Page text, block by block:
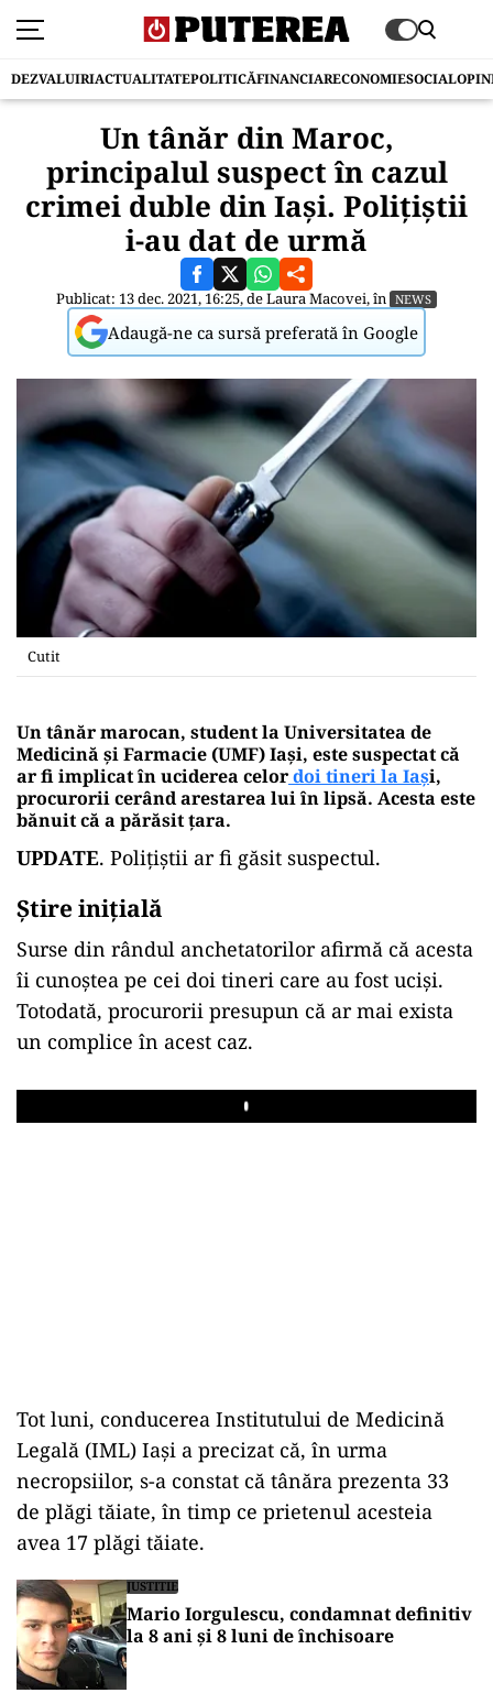
DEZVALUIRIACTUALITATEPOLITICĂFINANCIARECONOMIESOCIAL
Un tânăr din Maroc,
principalul suspect în cazul
crimei duble din Iași. Polițiștii
i-au dat de urmă
Publicat: 13 dec. 2021, 16:25, deLaura Macovei, în NEWS
Adaugă-ne ca sursă preferată în Google
Cutit
Un tânăr marocan, student la Universitatea de
Medicină şi Farmacie (UMF) Iaşi, este suspectat că
ar fi implicat în uciderea celordoi tineri la Iaşi,
procurorii cerând arestarea lui în lipsă. Acesta este
bănuit că a părăsit țara.
UPDATE. Polițiștii ar fi găsit suspectul.
Știre inițială
Surse din rândul anchetatorilor afirmă că acesta
îi cunoştea pe cei doi tineri care au fost ucişi.
Totodată, procurorii presupun că ar mai exista
un complice în acest caz.
Play
Tot luni, conducerea Institutului de Medicină
Legală (IML) Iaşi a precizat că, în urma
necropsiilor, s-a constat că tânăra prezenta 33
de plăgi tăiate, în timp ce prietenul acesteia
avea 17 plăgi tăiate.
JUSTITIE
Mario Iorgulescu, condamnat definitiv
la 8 ani și 8 luni de închisoare